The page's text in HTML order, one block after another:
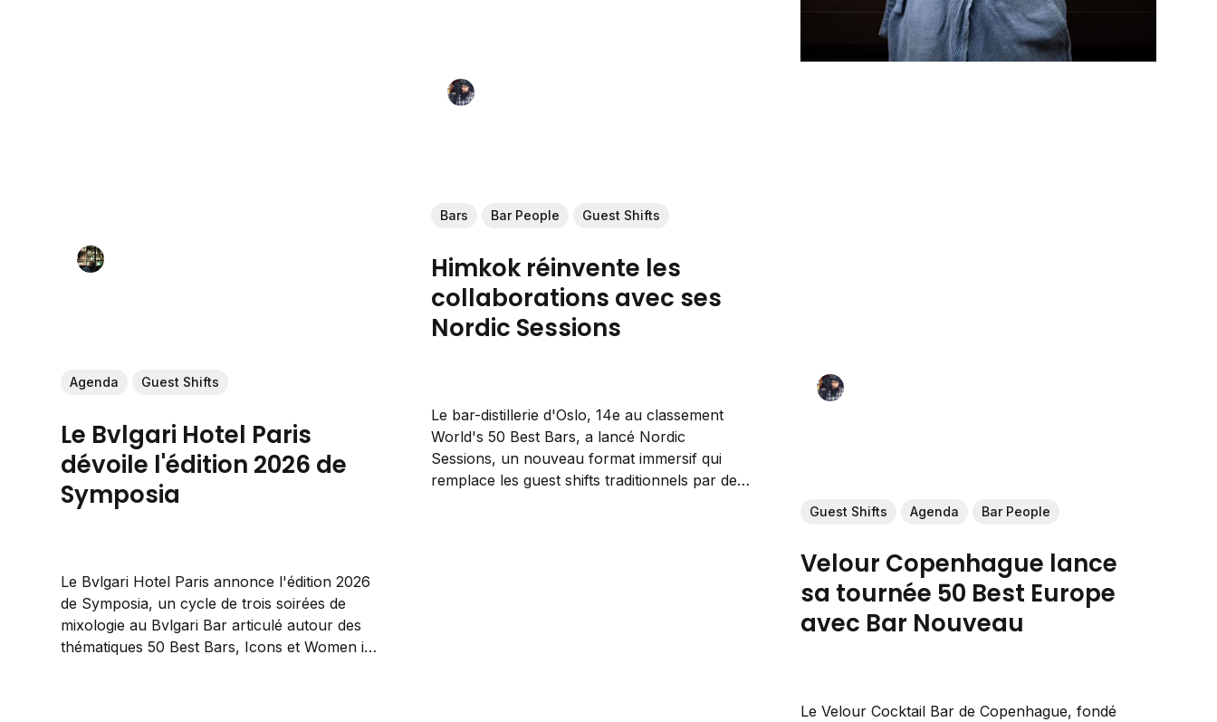
Agenda Guest Shifts
Le Bvlgari Hotel Paris
dévoile l'édition 2026 de
Symposia
Le Bvlgari Hotel Paris annonce l'édition 2026
de Symposia, un cycle de trois soirées de
mixologie au Bvlgari Bar articulé autour des
thématiques 50 Best Bars, Icons et Women in
Bars Bar People Guest Shifts
Himkok réinvente les
collaborations avec ses
Nordic Sessions
Le bar-distillerie d'Oslo, 14e au classement
World's 50 Best Bars, a lancé Nordic
Sessions, un nouveau format immersif qui
remplace les guest shifts traditionnels par des
Guest Shifts Agenda Bar People
Velour Copenhague lance
sa tournée 50 Best Europe
avec Bar Nouveau
Le Velour Cocktail Bar de Copenhague, fondé